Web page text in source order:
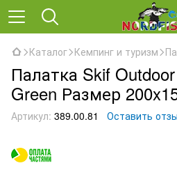
Каталог Кемпинг и туризм
Палатка Skif
Green Размер
Артикул: 389.00.81 Оставить